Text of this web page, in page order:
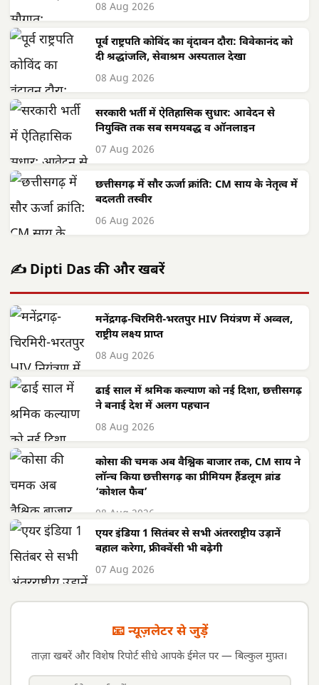
08 Aug 2026
पूर्व राष्ट्रपति कोविंद का वृंदावन दौरा: विवेकानंद को
दी श्रद्धांजलि, सेवाश्रम अस्पताल देखा
08 Aug 2026
सरकारी भर्ती में ऐतिहासिक सुधार: आवेदन से
नियुक्ति तक सब समयबद्ध व ऑनलाइन
07 Aug 2026
छत्तीसगढ़ में सौर ऊर्जा क्रांति: CM साय के नेतृत्व में
बदलती तस्वीर
06 Aug 2026
✍️ Dipti Das की और खबरें
मनेंद्रगढ़-चिरमिरी-भरतपुर HIV नियंत्रण में अव्वल,
राष्ट्रीय लक्ष्य प्राप्त
08 Aug 2026
ढाई साल में श्रमिक कल्याण को नई दिशा, छत्तीसगढ़
ने बनाई देश में अलग पहचान
08 Aug 2026
कोसा की चमक अब वैश्विक बाजार तक, CM साय ने
लॉन्च किया छत्तीसगढ़ का प्रीमियम हैंडलूम ब्रांड
‘कोशल फैब’
08 Aug 2026
एयर इंडिया 1 सितंबर से सभी अंतरराष्ट्रीय उड़ानें
बहाल करेगा, फ्रीक्वेंसी भी बढ़ेगी
07 Aug 2026
📧 न्यूज़लेटर से जुड़ें
ताज़ा खबरें और विशेष रिपोर्ट सीधे आपके ईमेल पर — बिल्कुल मुफ़्त।